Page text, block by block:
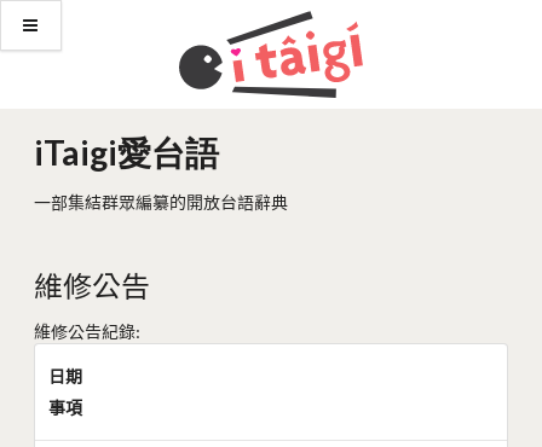
iTaigi愛台語
一部集結群眾編纂的開放台語辭典
維修公告
維修公告紀錄:
日期
事項